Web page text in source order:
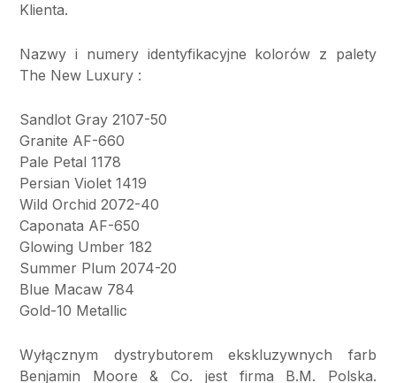
Klienta.
Nazwy i numery identyfikacyjne kolorów z palety
The New Luxury :
Sandlot Gray 2107-50
Granite AF-660
Pale Petal 1178
Persian Violet 1419
Wild Orchid 2072-40
Caponata AF-650
Glowing Umber 182
Summer Plum 2074-20
Blue Macaw 784
Gold-10 Metallic
Wyłącznym dystrybutorem ekskluzywnych farb
Benjamin Moore & Co. jest firma B.M. Polska.